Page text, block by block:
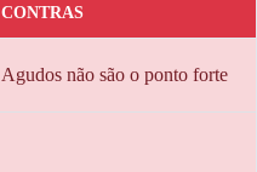
CONTRAS
Agudos não são o ponto forte